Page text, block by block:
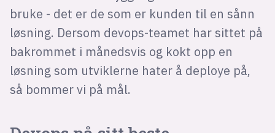
bruke - det er de som er kunden til en sånn
løsning. Dersom devops-teamet har sittet på
bakrommet i månedsvis og kokt opp en
løsning som utviklerne hater å deploye på,
så bommer vi på mål.